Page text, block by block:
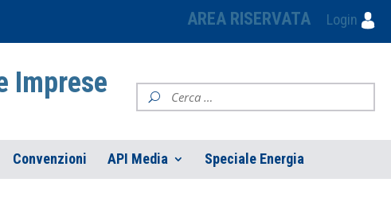
AREA RISERVATA Login
Imprese
Convenzioni API Media Speciale Energia